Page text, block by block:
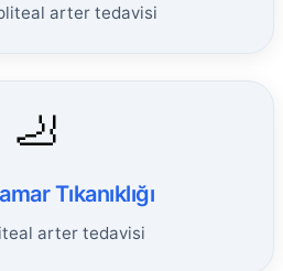
arter tedavisi
🦶
Tıkanıklığı
arter tedavisi